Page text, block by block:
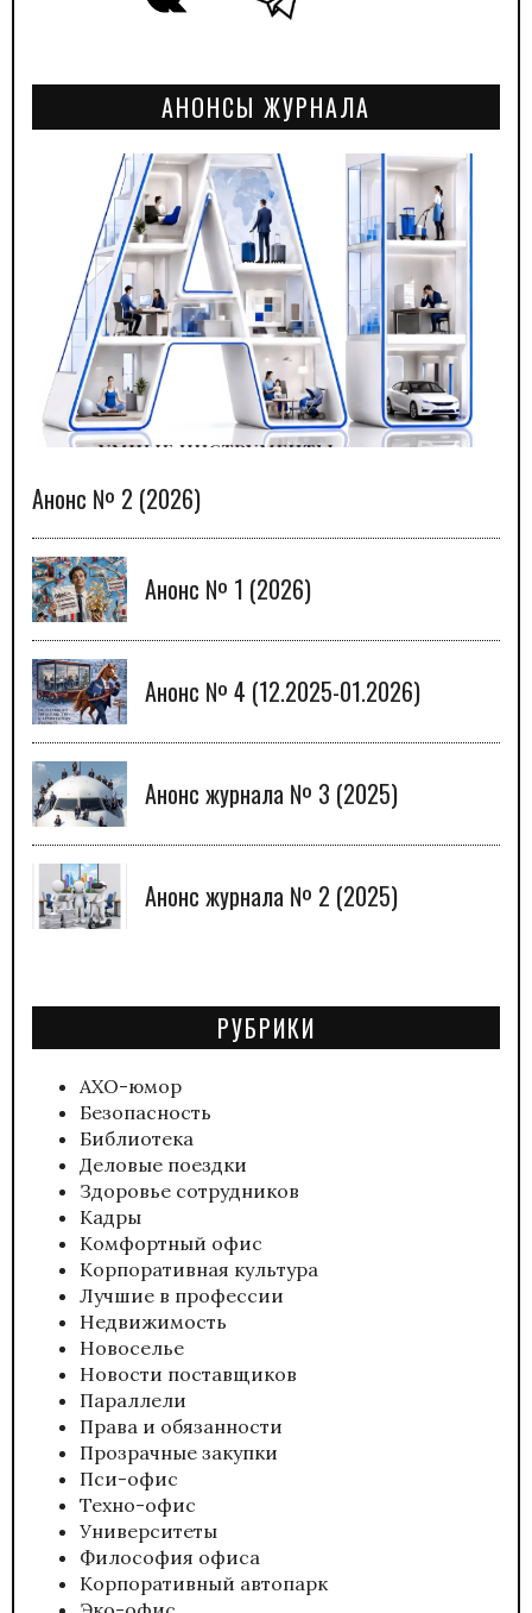
АНОНСЫ ЖУРНАЛА
Анонс № 2 (2026)
Анонс № 1 (2026)
Анонс № 4 (12.2025-01.2026)
Анонс журнала № 3 (2025)
Анонс журнала № 2 (2025)
РУБРИКИ
АХО-юмор
Безопасность
Библиотека
Деловые поездки
Здоровье сотрудников
Кадры
Комфортный офис
Корпоративная культура
Лучшие в профессии
Недвижимость
Новоселье
Новости поставщиков
Параллели
Права и обязанности
Прозрачные закупки
Пси-офис
Техно-офис
Университеты
Философия офиса
Корпоративный автопарк